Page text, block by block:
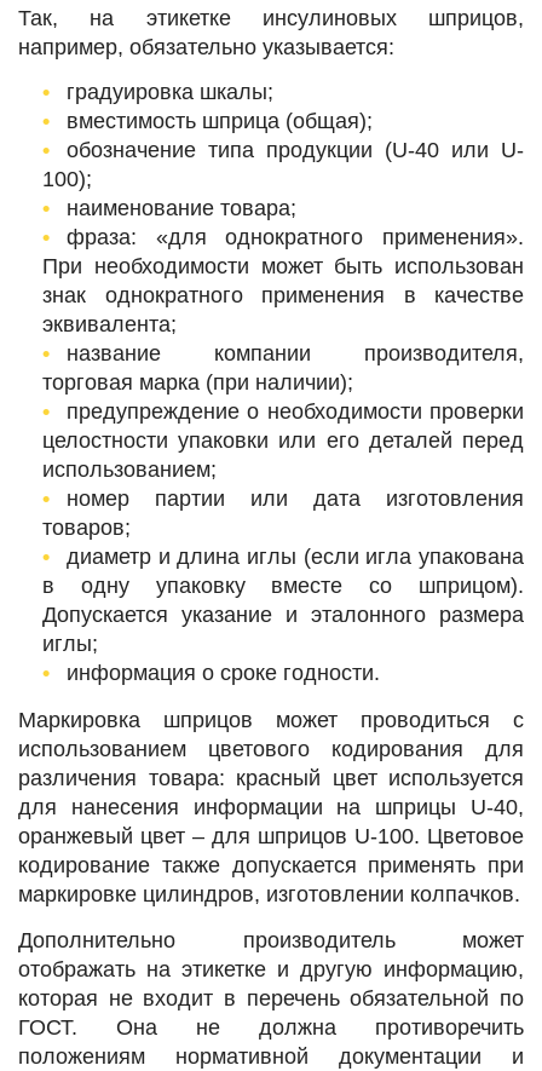
Так, на этикетке инсулиновых шприцов,
например, обязательно указывается:
градуировка шкалы;
вместимость шприца (общая);
обозначение типа продукции (U-40 или U-
100);
наименование товара;
фраза: «для однократного применения».
При необходимости может быть использован
знак однократного применения в качестве
эквивалента;
название компании производителя,
торговая марка (при наличии);
предупреждение о необходимости проверки
целостности упаковки или его деталей перед
использованием;
номер партии или дата изготовления
товаров;
диаметр и длина иглы (если игла упакована
в одну упаковку вместе со шприцом).
Допускается указание и эталонного размера
иглы;
информация о сроке годности.
Маркировка шприцов может проводиться с
использованием цветового кодирования для
различения товара: красный цвет используется
для нанесения информации на шприцы U-40,
оранжевый цвет – для шприцов U-100. Цветовое
кодирование также допускается применять при
маркировке цилиндров, изготовлении колпачков.
Дополнительно производитель может
отображать на этикетке и другую информацию,
которая не входит в перечень обязательной по
ГОСТ. Она не должна противоречить
положениям нормативной документации и